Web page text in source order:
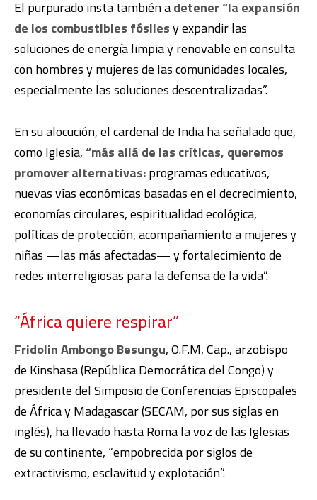
El purpurado insta también adetener “la expansión
de los combustibles fósilesy expandir las
soluciones de energía limpia y renovable en consulta
con hombres y mujeres de las comunidades locales,
especialmente las soluciones descentralizadas”.
En su alocución, el cardenal de India ha señalado que,
como Iglesia,“más allá de las críticas, queremos
promover alternativas:programas educativos,
nuevas vías económicas basadas en el decrecimiento,
economías circulares, espiritualidad ecológica,
políticas de protección, acompañamiento a mujeres y
niñas —las más afectadas— y fortalecimiento de
redes interreligiosas para la defensa de la vida”.
“África quiere respirar”
Fridolin Ambongo Besungu, O.F.M, Cap., arzobispo
de Kinshasa (República Democrática del Congo) y
presidente del Simposio de Conferencias Episcopales
de África y Madagascar (SECAM, por sus siglas en
inglés), ha llevado hasta Roma la voz de las Iglesias
de su continente, “empobrecida por siglos de
extractivismo, esclavitud y explotación”.